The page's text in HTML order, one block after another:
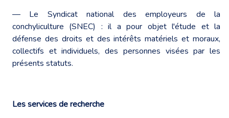
— Le Syndicat national des employeurs de la
conchyliculture (SNEC) : il a pour objet l'étude et la
défense des droits et des intérêts matériels et moraux,
collectifs et individuels, des personnes visées par les
présents statuts.
Les services de recherche